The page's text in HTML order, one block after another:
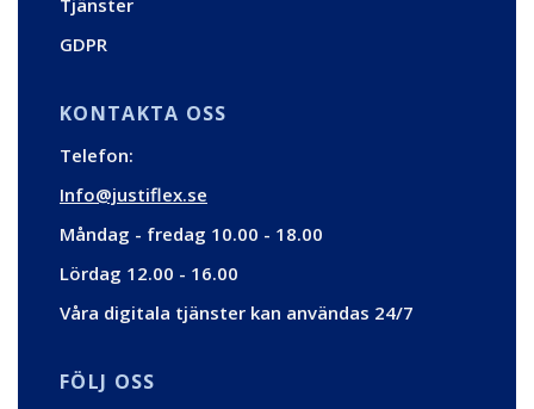
Tjänster
GDPR
KONTAKTA OSS
Telefon:
Info@justiflex.se
Måndag - fredag 10.00 - 18.00
Lördag 12.00 - 16.00
Våra digitala tjänster kan användas 24/7
FÖLJ OSS